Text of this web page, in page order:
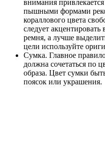
внимания
пышными формами
кораллового цвета
следует
ремня, а лучше
цели используйте
Сумка. Главное
должна сочетаться по
образа. Цвет сумки
поясок или украшения.